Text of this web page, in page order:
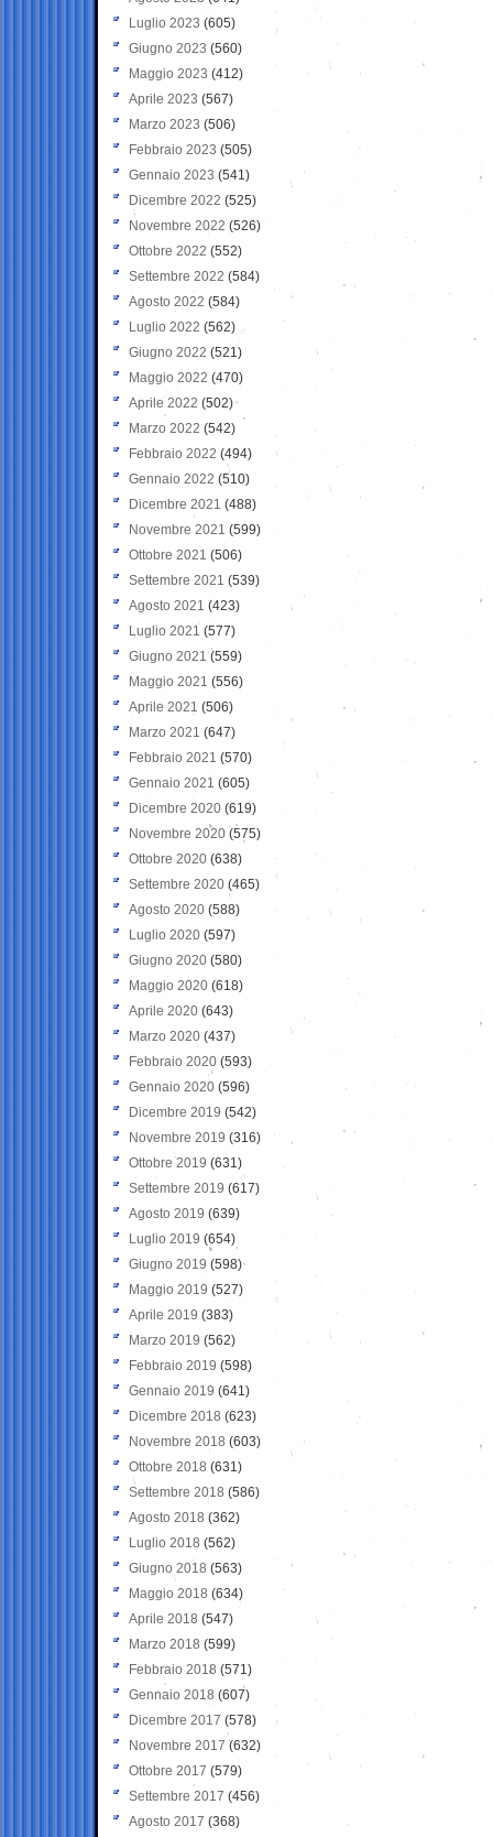
Luglio 2023 (605)
Giugno 2023 (560)
Maggio 2023 (412)
Aprile 2023 (567)
Marzo 2023 (506)
Febbraio 2023 (505)
Gennaio 2023 (541)
Dicembre 2022 (525)
Novembre 2022 (526)
Ottobre 2022 (552)
Settembre 2022 (584)
Agosto 2022 (584)
Luglio 2022 (562)
Giugno 2022 (521)
Maggio 2022 (470)
Aprile 2022 (502)
Marzo 2022 (542)
Febbraio 2022 (494)
Gennaio 2022 (510)
Dicembre 2021 (488)
Novembre 2021 (599)
Ottobre 2021 (506)
Settembre 2021 (539)
Agosto 2021 (423)
Luglio 2021 (577)
Giugno 2021(559)
Maggio 2021 (556)
Aprile 2021 (506)
Marzo 2021 (647)
Febbraio 2021 (570)
Gennaio 2021 (605)
Dicembre 2020 (619)
Novembre 2020 (575)
Ottobre 2020 (638)
Settembre 2020(465)
Agosto 2020 (588)
Luglio 2020 (597)
Giugno 2020 (580)
Maggio 2020 (618)
Aprile 2020 (643)
Marzo 2020 (437)
Febbraio 2020 (593)
Gennaio 2020 (596)
Dicembre 2019 (542)
Novembre 2019 (316)
Ottobre 2019 (631)
Settembre 2019 (617)
Agosto 2019 (639)
Luglio 2019 (654)
Giugno 2019 (598)
Maggio 2019 (527)
Aprile 2019 (383)
Marzo 2019 (562)
Febbraio 2019 (598)
Gennaio 2019 (641)
Dicembre 2018 (623)
Novembre 2018 (603)
Ottobre 2018 (631)
Settembre 2018 (586)
Agosto 2018 (362)
Luglio 2018 (562)
Giugno 2018 (563)
Maggio 2018 (634)
Aprile 2018 (547)
Marzo 2018 (599)
Febbraio 2018 (571)
Gennaio 2018 (607)
Dicembre 2017 (578)
Novembre 2017 (632)
Ottobre 2017 (579)
Settembre 2017 (456)
Agosto 2017 (368)